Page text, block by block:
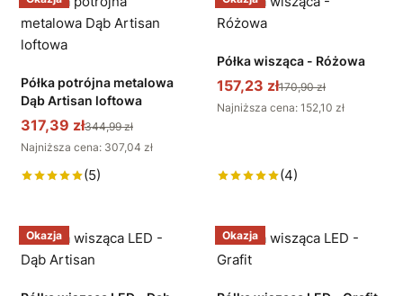
Półka potrójna metalowa
Dąb Artisan loftowa
317,39 zł344,99 zł
Najniższa cena: 307,04 zł
(5)
Półka wisząca - Różowa
157,23 zł170,90 zł
Najniższa cena: 152,10 zł
(4)
Okazja Okazja